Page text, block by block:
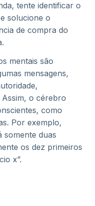
tente identificar o
solucione o
de compra do
mentais são
mensagens,
o cérebro
como
Por exemplo,
somente duas
os dez primeiros
x”.